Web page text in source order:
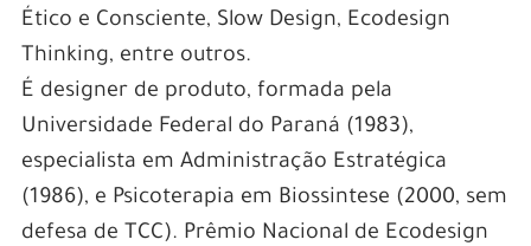
Ético e Consciente, Slow Design, Ecodesign
Thinking, entre outros.
É designer de produto, formada pela
Universidade Federal do Paraná (1983),
especialista em Administração Estratégica
(1986), e Psicoterapia em Biossintese (2000, sem
defesa de TCC). Prêmio Nacional de Ecodesign